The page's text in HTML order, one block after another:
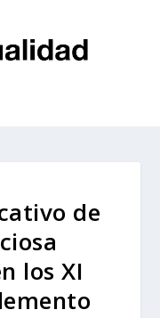
de
los XI